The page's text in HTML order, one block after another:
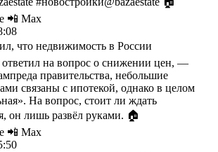
📲 Max
что недвижимость в России
ответил на вопрос о снижении цен, —
правительства, небольшие
связаны с ипотекой, однако в целом
На вопрос, стоит ли ждать
он лишь развёл руками. 🏠
📲 Max